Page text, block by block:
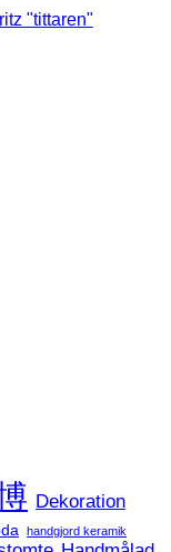
Dekoration
handgjord keramik